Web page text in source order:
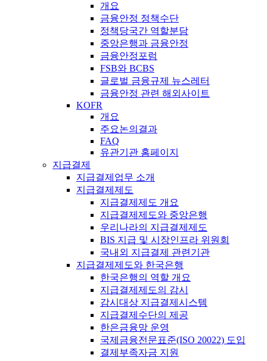
개요
금융안정 정책수단
정책당국간 역할분담
중앙은행과 금융안정
금융안정포럼
FSB와 BCBS
글로벌 금융규제 뉴스레터
금융안정 관련 해외사이트
KOFR
개요
주요논의결과
FAQ
유관기관 홈페이지
지급결제
지급결제업무 소개
지급결제제도
지급결제제도 개요
지급결제제도와 중앙은행
우리나라의 지급결제제도
BIS 지급 및 시장인프라 위원회
국내외 지급결제 관련기관
지급결제제도와 한국은행
한국은행의 역할 개요
지급결제제도의 감시
감시대상 지급결제시스템
지급결제수단의 제공
한은금융망 운영
국제금융전문표준(ISO 20022) 도입
결제부족자금 지원